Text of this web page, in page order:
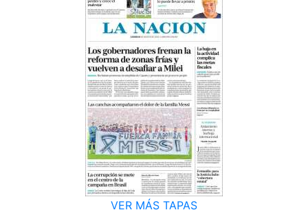
VER MÁS TAPAS